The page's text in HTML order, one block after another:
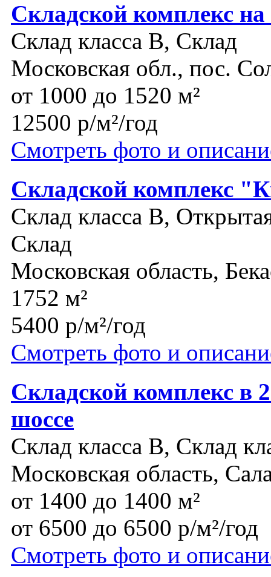
Складской комплекс
Склад класса B, Склад
Московская обл., пос.
от 1000 до 1520 м²
12500 р/м²/год
Смотреть фото и
Складской комплекс
Склад класса B,
Склад
Московская область,
1752 м²
5400 р/м²/год
Смотреть фото и
Складской комплекс
шоссе
Склад класса B, Склад
Московская область,
от 1400 до 1400 м²
от 6500 до 6500 р/м²/год
Смотреть фото и